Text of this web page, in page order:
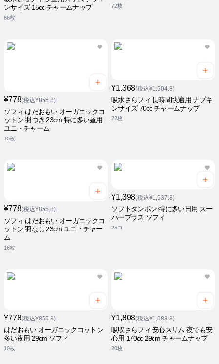
ンサイズ 15cc チャームナップ
66枚
72枚
¥778(税込¥855.8)
ソフィ はだおもい オーガニックコ
ットン 羽つき 23cm 特に多い昼用
ユニ・チャーム
15枚
¥1,368(税込¥1,504.8)
吸水さらフィ 長時間快適用 ナプキ
ンサイズ 70cc チャームナップ
22枚
¥778(税込¥855.8)
ソフィ はだおもい オーガニックコ
ットン 羽なし 23cm ユニ・チャー
ム
16枚
¥1,398(税込¥1,537.8)
ソフトタンポン 特に多い日用 スー
パープラス ソフィ
25コ
¥778(税込¥855.8)
はだおもい オーガニックコットン
多い夜用 29cm ソフィ
10枚
¥1,808(税込¥1,988.8)
吸収さらフィ 安心スリム 夜でも安
心用 170cc 29cm チャームナップ
20枚